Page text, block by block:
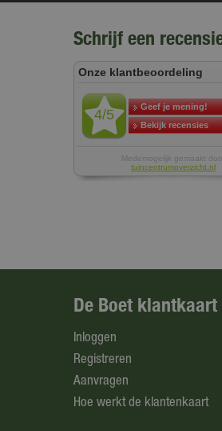
Schrijf een
De Boet klantkaart
Inloggen
Registreren
Aanvragen
Hoe werkt de klantenkaart